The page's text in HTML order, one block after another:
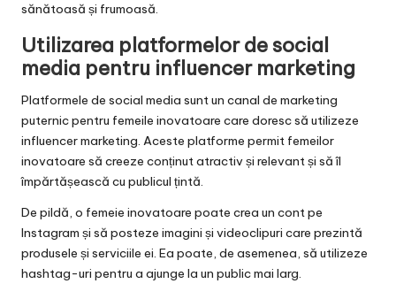
sănătoasă și frumoasă.
Utilizarea platformelor de social
media pentru influencer marketing
Platformele de social media sunt un canal de marketing
puternic pentru femeile inovatoare care doresc să utilizeze
influencer marketing. Aceste platforme permit femeilor
inovatoare să creeze conținut atractiv și relevant și să îl
împărtășească cu publicul țintă.
De pildă, o femeie inovatoare poate crea un cont pe
Instagram și să posteze imagini și videoclipuri care prezintă
produsele și serviciile ei. Ea poate, de asemenea, să utilizeze
hashtag-uri pentru a ajunge la un public mai larg.